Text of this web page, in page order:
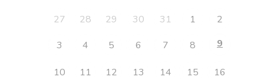
27 28 29 30 31 1
2
3
4 5 6 7 8 9
10 11 12 13 14 15 16